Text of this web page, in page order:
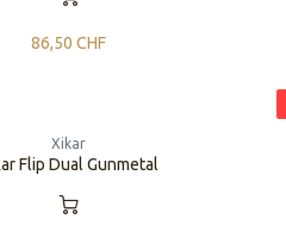
86,50 CHF
Xikar
Flip Dual Gunmetal